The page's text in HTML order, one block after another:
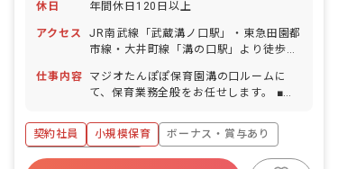
休日 年間休日120日以上
アクセス
JR南武線「武蔵溝ノ口駅」・東急田園都
市線・大井町線「溝の口駅」より徒歩7
蔵小杉駅から電車で7分、二子玉川駅か
ら電車で2分！3路線を使用でき、各方面
仕事内容
マジオたんぽぽ保育園溝の口ルームに
て、保育業務全般をお任せします。 ■具
るお仕事全般 ・お子様の成長記録、各種
記録簿、連絡帳などの記録業務 ・各種行
事などの企画運営など
契約社員 小規模保育
ボーナス・賞与あり
年間休日120日以上